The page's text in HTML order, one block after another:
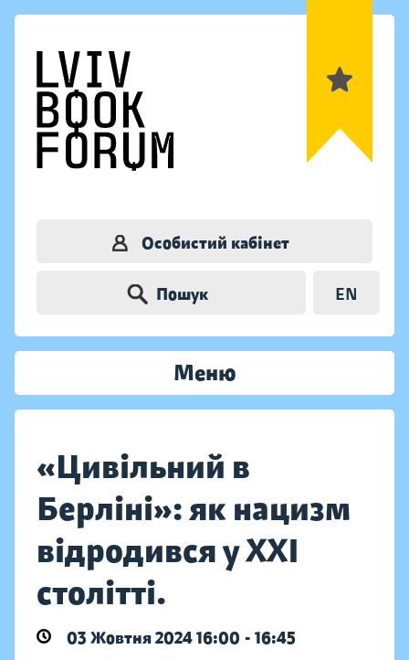
Особистий кабінет
Пошук EN
Меню
«Цивільний в
Берліні»: як нацизм
відродився у ХХІ
столітті.
03 Жовтня 2024 16:00 - 16:45